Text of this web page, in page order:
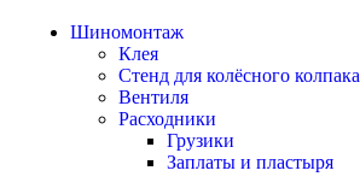
Шиномонтаж
Клея
Стенд для колёсного колпака
Вентиля
Расходники
Грузики
Заплаты и пластыря